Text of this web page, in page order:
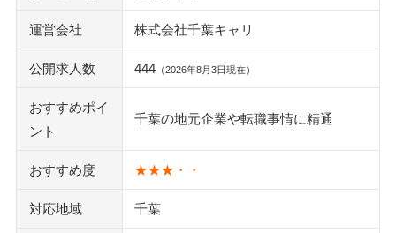
運営会社 株式会社千葉キャリ
公開求人数 444 （2026年8月3日現在）
おすすめポイ
ント
千葉の地元企業や転職事情に精通
おすすめ度 ★★★・・
対応地域 千葉